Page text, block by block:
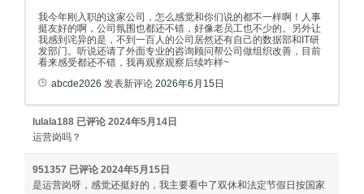
我今年刚入职的这家公司，怎么感觉和你们说的都不一样啊！人事
挺友好的啊，公司氛围也都还不错，好像老员工也不少的。另外让
我感到诧异的是，不到一百人的公司居然还有自己的数据部和IT研
发部门。听说还请了外面专业的咨询顾问帮公司做组织改善，目前
看来感受都还不错，我再观察观察后续咋样~
abcde2026 发表新评论 2026年6月15日
lulala188 已评论 2024年5月14日
运营岗吗？
951357 已评论 2024年5月15日
是运营岗呀，感觉还挺好的，我主要看中了双休和法定节假日按国家